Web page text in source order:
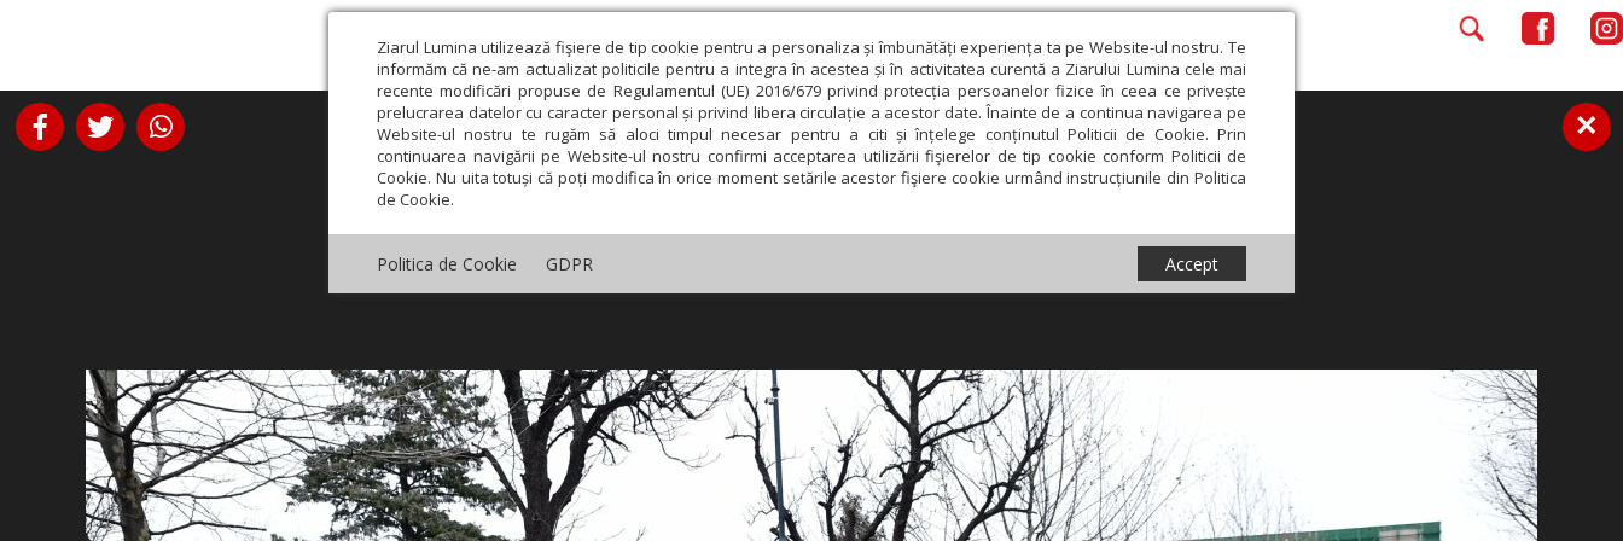
Ziarul Lumina utilizează fişiere de tip cookie pentru a personaliza și îmbunătăți experiența ta pe Website-ul nostru. Te
informăm că ne-am actualizat politicile pentru a integra în acestea și în activitatea curentă a Ziarului Lumina cele mai
recente modificări propuse de Regulamentul (UE) 2016/679 privind protecția persoanelor fizice în ceea ce privește
prelucrarea datelor cu caracter personal și privind libera circulație a acestor date. Înainte de a continua navigarea pe
Website-ul nostru te rugăm să aloci timpul necesar pentru a citi și înțelege conținutul Politicii de Cookie. Prin
continuarea navigării pe Website-ul nostru confirmi acceptarea utilizării fişierelor de tip cookie conform Politicii de
Cookie. Nu uita totuși că poți modifica în orice moment setările acestor fişiere cookie urmând instrucțiunile din Politica
de Cookie.
Politica de Cookie GDPR Accept
×